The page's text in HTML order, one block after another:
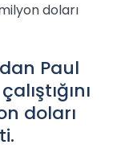
doları
Paul
doları